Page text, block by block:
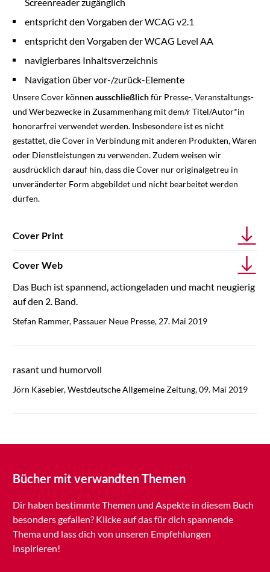
entspricht den Vorgaben der WCAG v2.1
entspricht den Vorgaben der WCAG Level AA
navigierbares Inhaltsverzeichnis
Navigation über vor-/zurück-Elemente
Unsere Cover können ausschließlichfür Presse-, Veranstaltungs-
und Werbezwecke in Zusammenhang mit dem/r Titel/Autor*in
honorarfrei verwendet werden. Insbesondere ist es nicht
gestattet, die Cover in Verbindung mit anderen Produkten, Waren
oder Dienstleistungen zu verwenden. Zudem weisen wir
ausdrücklich darauf hin, dass die Cover nur originalgetreu in
unveränderter Form abgebildet und nicht bearbeitet werden
dürfen.
Cover Print
Cover Web
Das Buch ist spannend, actiongeladen und macht neugierig
auf den 2. Band.
Stefan Rammer, Passauer Neue Presse, 27. Mai 2019
rasant und humorvoll
Jörn Käsebier, Westdeutsche Allgemeine Zeitung, 09. Mai 2019
Bücher mit verwandten Themen
Dir haben bestimmte Themen und Aspekte in diesem Buch
besonders gefallen? Klicke auf das für dich spannende
Thema und lass dich von unseren Empfehlungen
inspirieren!